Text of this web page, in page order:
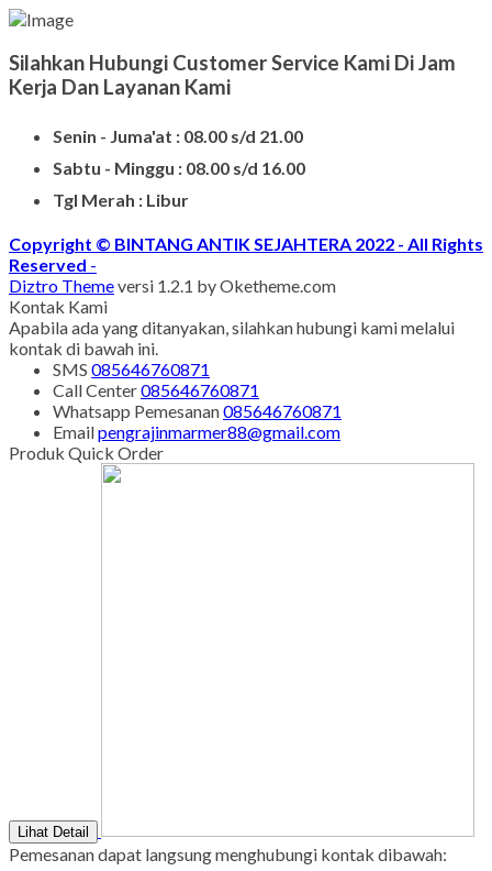
Jual Nisan Murah
Nisan Prasasti Granit
Model Makam Bahan Granit
Makam Batu Alam
Kijing Makam Marmer Termurah
Harg Nisan Marmer Kotak
Makam Kristen Modern
SUPPORT
Silahkan Hubungi Customer Service Kami Di Jam
Kerja Dan Layanan Kami
Senin - Juma'at : 08.00 s/d 21.00
Sabtu - Minggu : 08.00 s/d 16.00
Tgl Merah : Libur